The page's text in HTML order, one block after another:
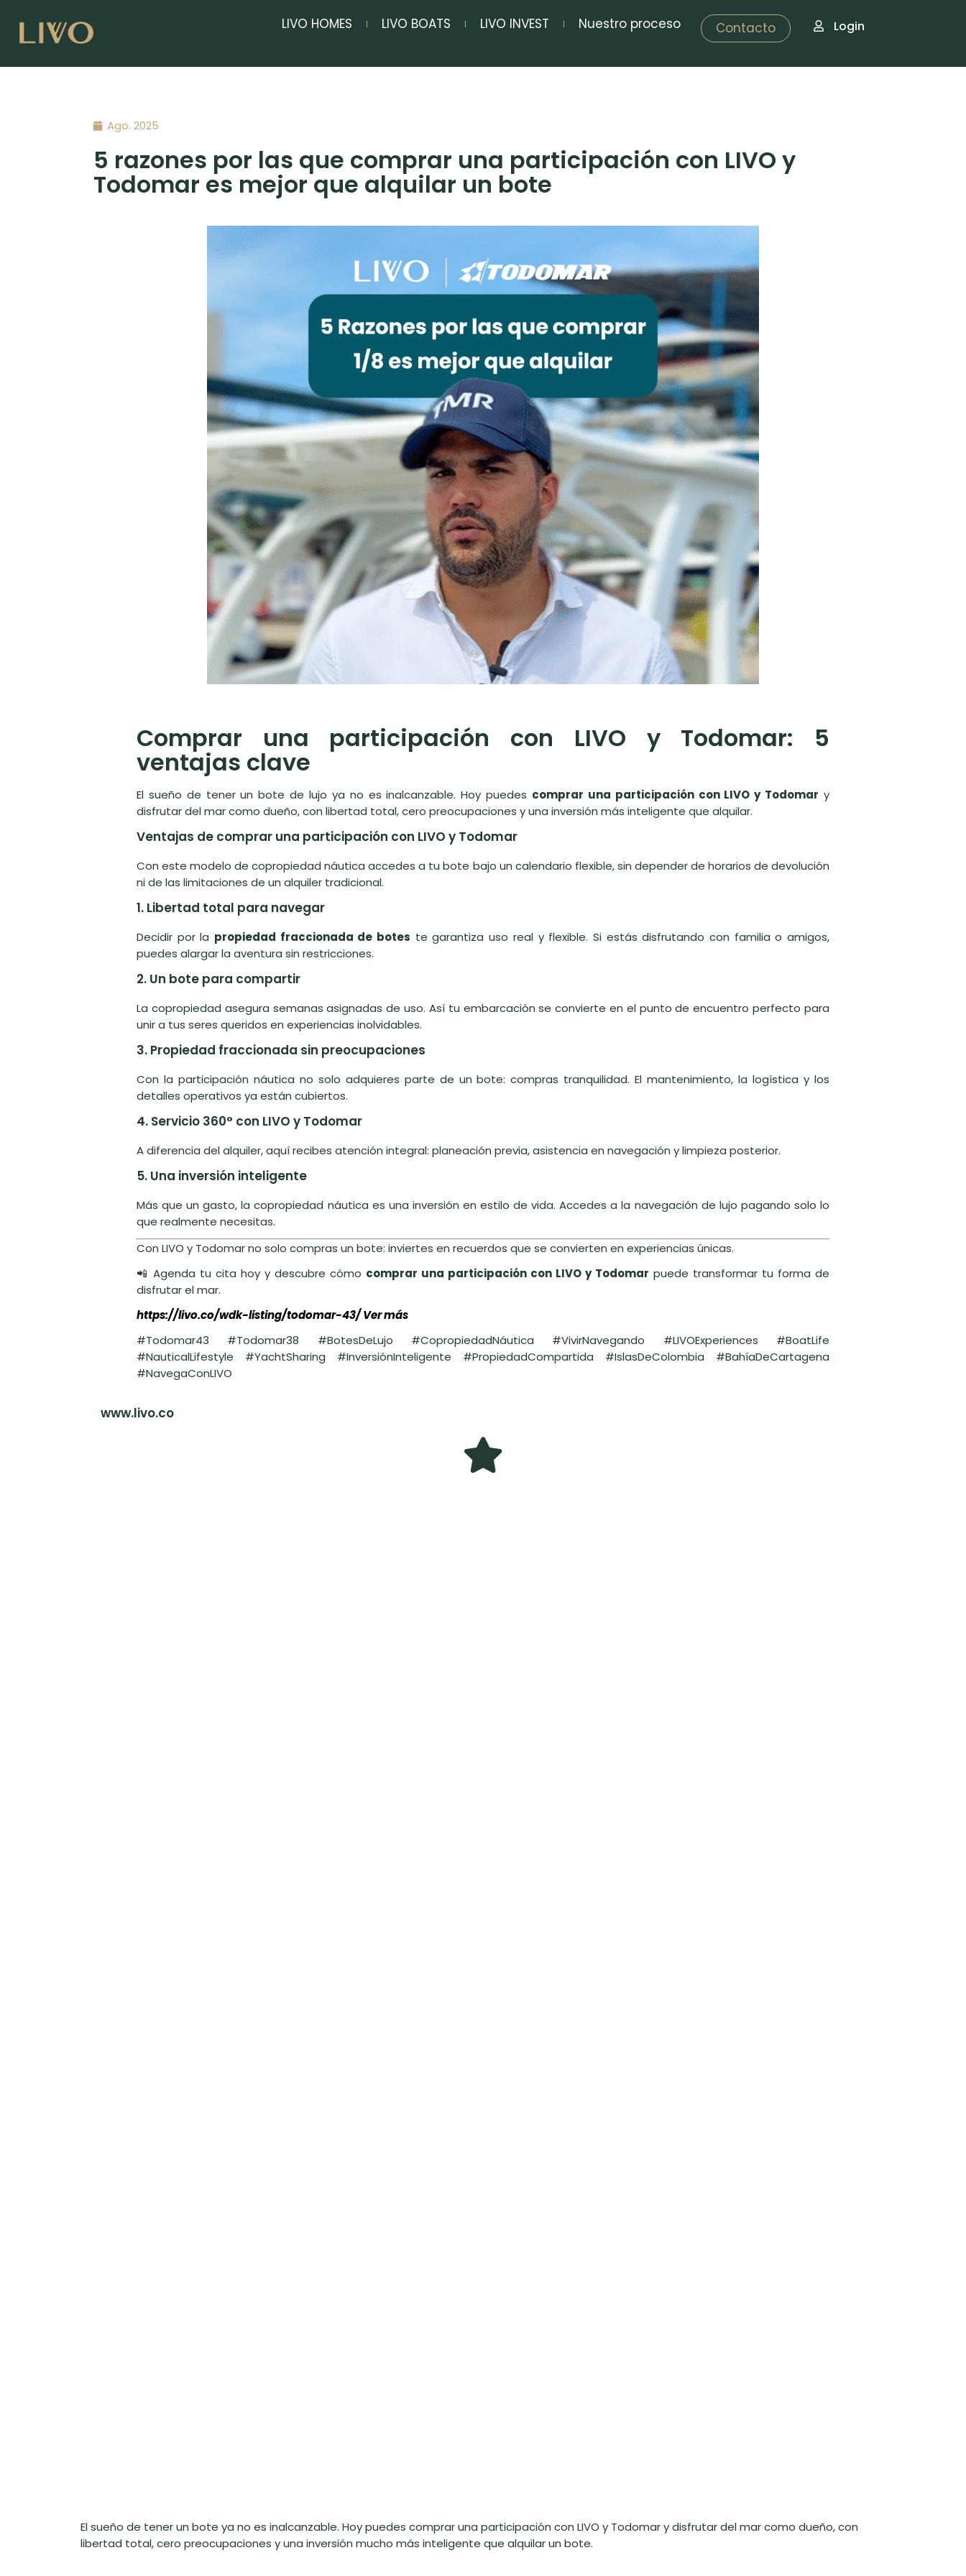
LIVO HOMES LIVO BOATS LIVO INVEST Nuestro proceso Contacto Login
Ago. 2025
5 razones por las que comprar una participación con LIVO y
Todomar es mejor que alquilar un bote
Comprar una participación con LIVO y Todomar: 5
ventajas clave
El sueño de tener un bote de lujo ya no es inalcanzable. Hoy puedes comprar una participación con LIVO y Todomar y
disfrutar del mar como dueño, con libertad total, cero preocupaciones y una inversión más inteligente que alquilar.
Ventajas de comprar una participación con LIVO y Todomar
Con este modelo de copropiedad náutica accedes a tu bote bajo un calendario flexible, sin depender de horarios de devolución
ni de las limitaciones de un alquiler tradicional.
1. Libertad total para navegar
Decidir por la propiedad fraccionada de botes te garantiza uso real y flexible. Si estás disfrutando con familia o amigos,
puedes alargar la aventura sin restricciones.
2. Un bote para compartir
La copropiedad asegura semanas asignadas de uso. Así tu embarcación se convierte en el punto de encuentro perfecto para
unir a tus seres queridos en experiencias inolvidables.
3. Propiedad fraccionada sin preocupaciones
Con la participación náutica no solo adquieres parte de un bote: compras tranquilidad. El mantenimiento, la logística y los
detalles operativos ya están cubiertos.
4. Servicio 360° con LIVO y Todomar
A diferencia del alquiler, aquí recibes atención integral: planeación previa, asistencia en navegación y limpieza posterior.
5. Una inversión inteligente
Más que un gasto, la copropiedad náutica es una inversión en estilo de vida. Accedes a la navegación de lujo pagando solo lo
que realmente necesitas.
Con LIVO y Todomar no solo compras un bote: inviertes en recuerdos que se convierten en experiencias únicas.
📲 Agenda tu cita hoy y descubre cómo comprar una participación con LIVO y Todomar puede transformar tu forma de
disfrutar el mar.
https://livo.co/wdk-listing/todomar-43/Ver más
#Todomar43 #Todomar38 #BotesDeLujo #CopropiedadNáutica #VivirNavegando #LIVOExperiences #BoatLife
#NauticalLifestyle #YachtSharing #InversiónInteligente #PropiedadCompartida #IslasDeColombia #BahíaDeCartagena
#NavegaConLIVO
www.livo.co
El sueño de tener un bote ya no es inalcanzable. Hoy puedes comprar una participación con LIVO y Todomar y disfrutar del mar como dueño, con
libertad total, cero preocupaciones y una inversión mucho más inteligente que alquilar un bote.